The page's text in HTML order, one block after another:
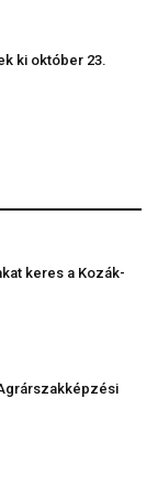
ki október 23.
keres a Kozák-